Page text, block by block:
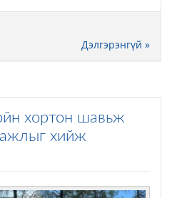
Дэлгэрэнгүй »
хортон шавьж
хийж